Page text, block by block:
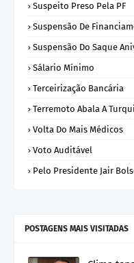
Suspeito Preso Pela PF
Suspensão De
Suspensão Do Saque
Sálario Mínimo
Terceirização Bancária
Terremoto Abala A
Volta Do Mais Médicos
Voto Auditável
Pelo Presidente Jair
POSTAGENS MAIS VISITADAS